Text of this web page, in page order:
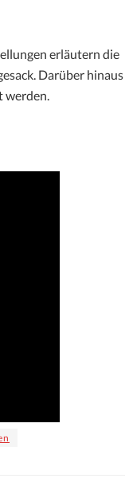
erläutern die
Darüber hinaus
werden.